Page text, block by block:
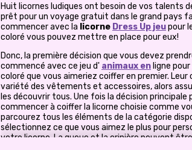
Huit licornes ludiques ont besoin de vos talents
prêt pour un voyage gratuit dans le grand pays
commencer avec la licorne Dress Up jeupour
coloré vous pouvez mettre en place pour eux!
Donc, la première décision que vous devez
commencé avec ce jeu d' animaux en ligne
coloré que vous aimeriez coiffer en premier. Leur
variété des vêtements et accessoires, alors
les découvrir tous. Une fois la décision principale
commencer à coiffer la licorne choisie comme
parcourez tous les éléments de la catégorie
sélectionnez ce que vous aimez le plus pour
votre licorne. La queue et la crinière peuvent